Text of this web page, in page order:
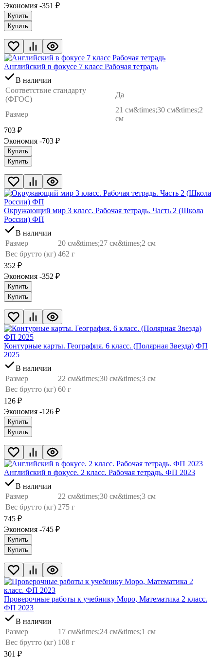
Экономия -351 ₽
Купить
Купить
Английский в фокусе 7 класс Рабочая тетрадь
В наличии
Соответствие стандарту
(ФГОС)
Да
Размер
21 см&times;30 см&times;2
см
703 ₽
Экономия -703 ₽
Купить
Купить
Окружающий мир 3 класс. Рабочая тетрадь. Часть 2 (Школа
России) ФП
В наличии
Размер
20 см&times;27 см&times;2 см
Вес брутто (кг) 462 г
352 ₽
Экономия -352 ₽
Купить
Купить
Контурные карты. География. 6 класс. (Полярная Звезда) ФП
2025
В наличии
Размер
22 см&times;30 см&times;3 см
Вес брутто (кг) 60 г
126 ₽
Экономия -126 ₽
Купить
Купить
Английский в фокусе. 2 класс. Рабочая тетрадь. ФП 2023
В наличии
Размер
22 см&times;30 см&times;3 см
Вес брутто (кг) 275 г
745 ₽
Экономия -745 ₽
Купить
Купить
Проверочные работы к учебнику Моро, Математика 2 класс.
ФП 2023
В наличии
Размер
17 см&times;24 см&times;1 см
Вес брутто (кг) 108 г
301 ₽